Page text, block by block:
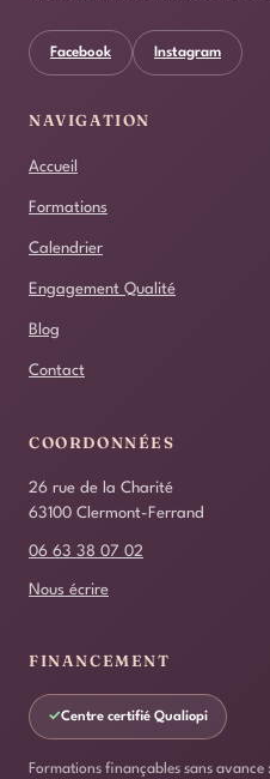
Facebook Instagram
NAVIGATION
Accueil
Formations
Calendrier
Engagement Qualité
Blog
Contact
COORDONNÉES
26 rue de la Charité
63100 Clermont-Ferrand
06 63 38 07 02
Nous écrire
FINANCEMENT
✓Centre certifié Qualiopi
Formations finançables sans avance